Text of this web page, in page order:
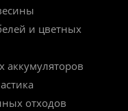
и цветных
отходов